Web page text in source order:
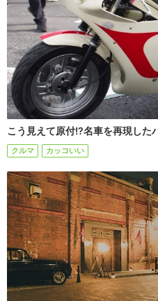
こう見えて原付!?名車を再現した
クルマ カッコいい